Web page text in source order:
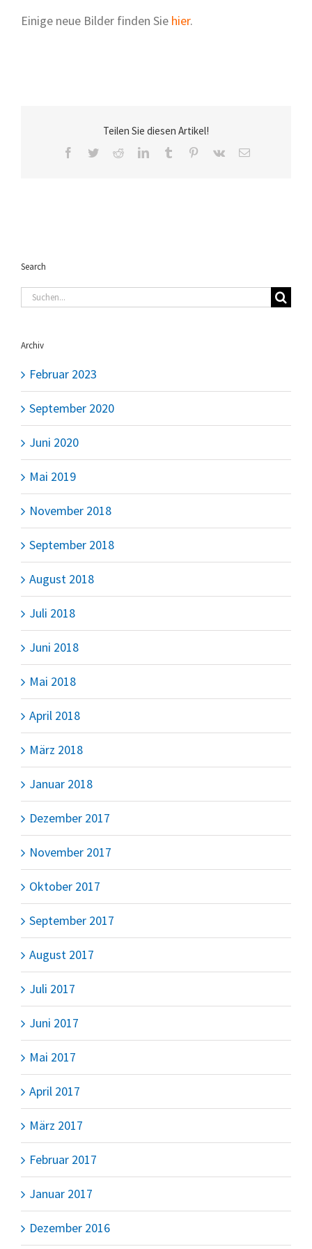
Einige neue Bilder finden Sie hier.
Teilen Sie diesen Artikel!
Facebook
TwitterRedditLinkedInTumblr Pinterest
Vk
E-
Search
Suche
Archiv
Februar 2023
September 2020
Juni 2020
Mai 2019
November 2018
September 2018
August 2018
Juli 2018
Juni 2018
Mai 2018
April 2018
März 2018
Januar 2018
Dezember 2017
November 2017
Oktober 2017
September 2017
August 2017
Juli 2017
Juni 2017
Mai 2017
April 2017
März 2017
Februar 2017
Januar 2017
Dezember 2016